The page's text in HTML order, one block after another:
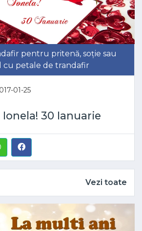
pentru pritenă, soție sau
cu petale de trandafir
01-25
30 Ianuarie
Vezi toate